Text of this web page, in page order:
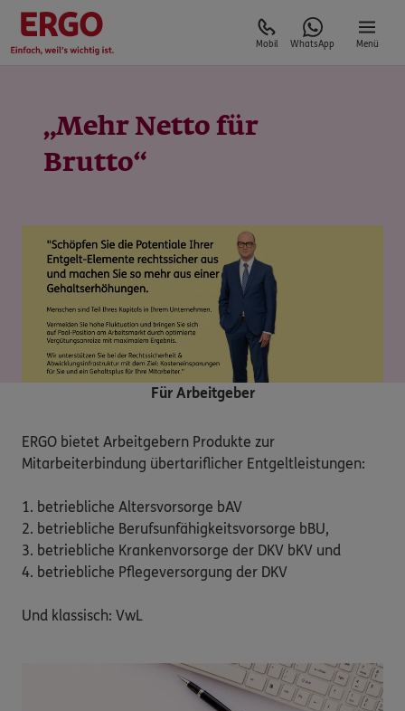
Mobil WhatsApp Menü
„Mehr Netto für
Brutto“
Für Arbeitgeber
ERGO bietet Arbeitgebern Produkte zur
Mitarbeiterbindung übertariflicher Entgeltleistungen:
1. betriebliche Altersvorsorge bAV
2. betriebliche Berufsunfähigkeitsvorsorge bBU,
3. betriebliche Krankenvorsorge der DKV bKV und
4. betriebliche Pflegeversorgung der DKV
Und klassisch: VwL